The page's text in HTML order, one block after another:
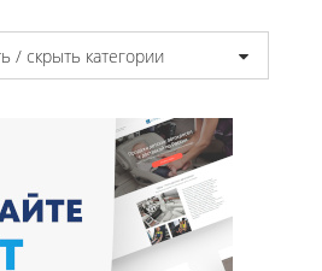
/ скрыть категории